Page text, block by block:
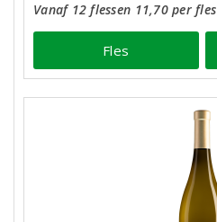
Vanaf 12 flessen 11,70 per fles
Fles